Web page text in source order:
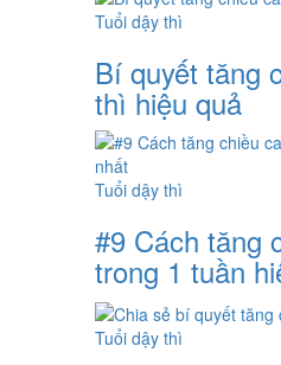
Tuổi dậy thì
Bí quyết tăng
thì hiệu quả
Tuổi dậy thì
#9 Cách tăng
trong 1 tuần
Tuổi dậy thì